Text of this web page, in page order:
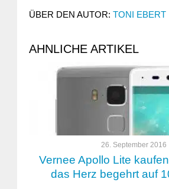
ÜBER DEN AUTOR: TONI EBERT
AHNLICHE ARTIKEL
26. September 2016
Vernee Apollo Lite
das Herz begehrt auf